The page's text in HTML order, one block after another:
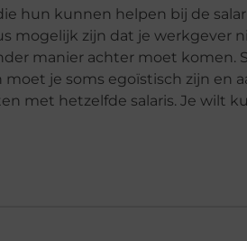
hun kunnen helpen bij de
mogelijk zijn dat je werkgever
manier achter moet komen.
moet je soms egoïstisch zijn en
met hetzelfde salaris. Je wilt